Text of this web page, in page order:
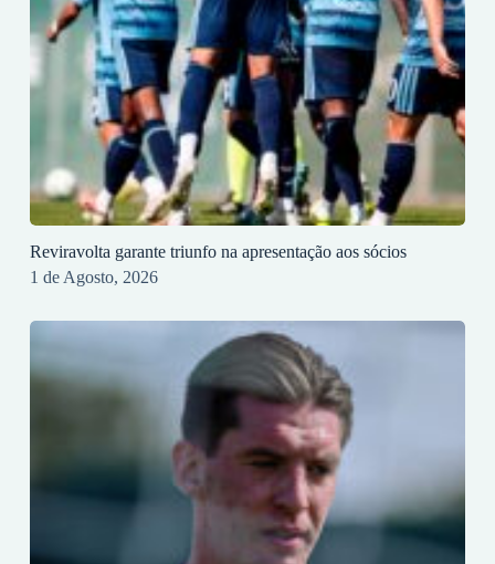
Reviravolta garante triunfo na apresentação aos sócios
1 de Agosto, 2026